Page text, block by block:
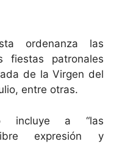
ordenanza las
fiestas patronales
de la Virgen del
entre otras.
incluye a “las
expresión y